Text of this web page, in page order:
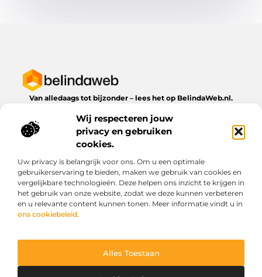
Wij respecteren jouw
privacy en gebruiken
cookies.
Uw privacy is belangrijk voor ons. Om u een optimale
gebruikerservaring te bieden, maken we gebruik van cookies en
vergelijkbare technologieën. Deze helpen ons inzicht te krijgen in
het gebruik van onze website, zodat we deze kunnen verbeteren
en u relevante content kunnen tonen. Meer informatie vindt u in
ons cookiebeleid.
Alles Toestaan
Van alledaags tot bijzonder – lees het op BelindaWeb.nl.
dagelijks leven te bieden heeft.
Bericht categorie
Onze informatie
Cookiebeleid (EU)